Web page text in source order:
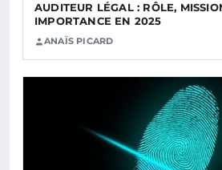
AUDITEUR LÉGAL : RÔLE,
IMPORTANCE EN 2025
ANAÏS PICARD